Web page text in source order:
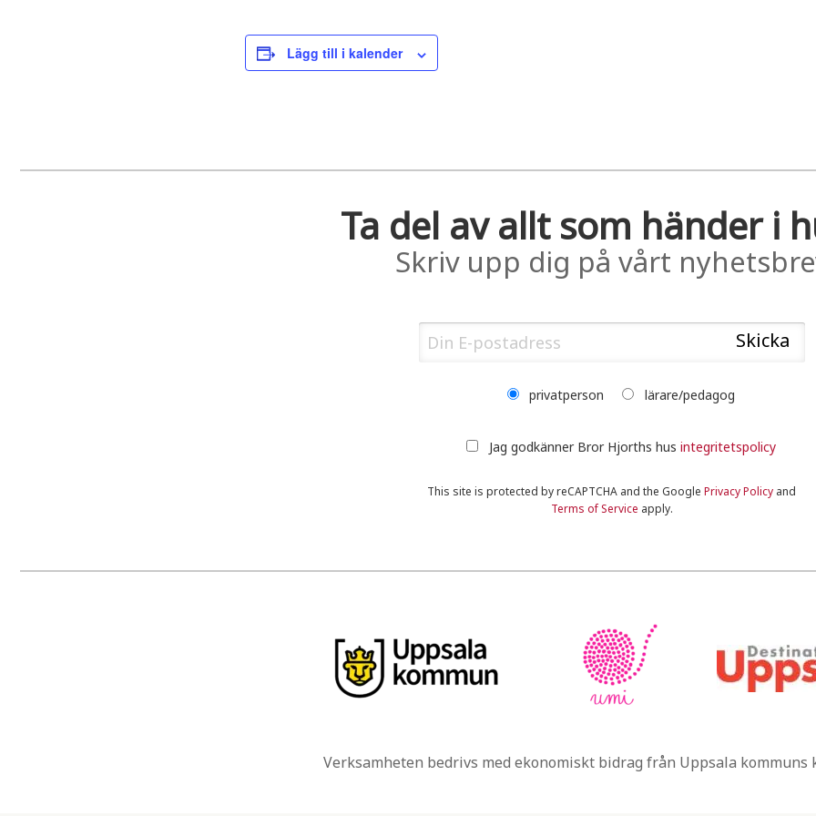
Lägg till i kalender
Ta del av allt som händer i
Skriv upp dig på vårt
privatperson lärare/pedagog
Jag godkänner Bror Hjorths hus integritetspolicy
This site is protected by reCAPTCHA and the GooglePrivacy Policy and
Terms of Service apply.
Verksamheten bedrivs med ekonomiskt bidrag från Uppsala kommuns